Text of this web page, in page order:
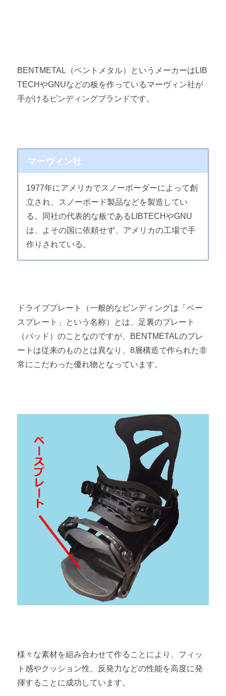
BENTMETAL（ベントメタル）というメーカーはLIB
TECHやGNUなどの板を作っているマーヴィン社が
手がけるビンディングブランドです。
マーヴィン社
1977年にアメリカでスノーボーダーによって創
立され、スノーボード製品などを製造してい
る。同社の代表的な板であるLIBTECHやGNU
は、よその国に依頼せず、アメリカの工場で手
作りされている。
ドライブプレート（一般的なビンディングは「ベー
スプレート」という名称）とは、足裏のプレート
（パッド）のことなのですが、BENTMETALのプレ
ートは従来のものとは異なり、8層構造で作られた非
常にこだわった優れ物となっています。
様々な素材を組み合わせて作ることにより、フィッ
ト感やクッション性、反発力などの性能を高度に発
揮することに成功しています。